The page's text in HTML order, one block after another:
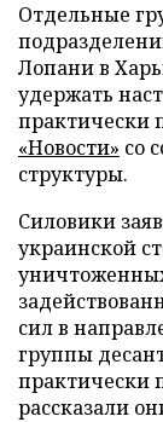
Отдельные
Лопани в
удержать
практически
«Новости» со
структуры.
Силовики
украинской
сил в
группы
практически
рассказали